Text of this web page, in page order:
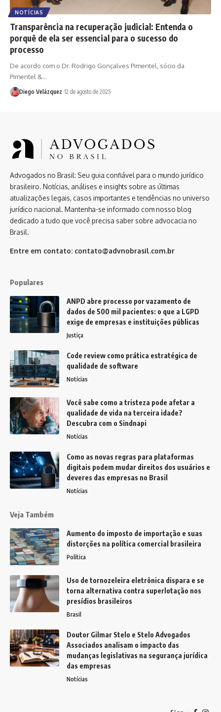
NOTÍCIAS
Transparência na recuperação judicial: Entenda o
porquê de ela ser essencial para o sucesso do
processo
De acordo com o Dr. Rodrigo Gonçalves Pimentel, sócio da
Pimentel &…
Diego Velázquez 12 de agosto de 2025
Advogados no Brasil: Seu guia confiável para o mundo jurídico
brasileiro. Notícias, análises e insights sobre as últimas
atualizações legais, casos importantes e tendências no universo
jurídico nacional. Mantenha-se informado com nosso blog
dedicado a tudo que você precisa saber sobre advocacia no
Brasil.
Entre em contato: contato@advnobrasil.com.br
Populares
ANPD abre processo por vazamento de
dados de 500 mil pacientes: o que a LGPD
exige de empresas e instituições públicas
Justiça
Code review como prática estratégica de
qualidade de software
Notícias
Você sabe como a tristeza pode afetar a
qualidade de vida na terceira idade?
Descubra com o Sindnapi
Notícias
Como as novas regras para plataformas
digitais podem mudar direitos dos usuários e
deveres das empresas no Brasil
Notícias
Veja Também
Aumento do imposto de importação e suas
distorções na política comercial brasileira
Política
Uso de tornozeleira eletrônica dispara e se
torna alternativa contra superlotação nos
presídios brasileiros
Brasil
Doutor Gilmar Stelo e Stelo Advogados
Associados analisam o impacto das
mudanças legislativas na segurança jurídica
das empresas
Notícias